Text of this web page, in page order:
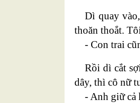
Dì quay
thoăn thoắt.
- Con trai
Rồi dì cắt
dây, thì cô nữ
- Anh giữ cả